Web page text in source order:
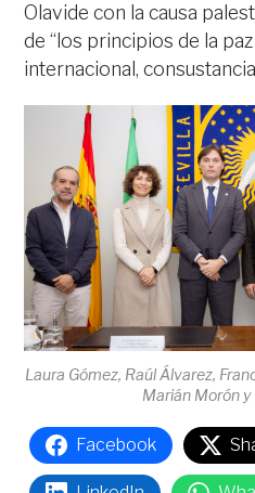
Olavide con la causa
de “los principios de la
internacional,
Laura Gómez, Raúl Álvarez,
Marián Morón y
Facebook